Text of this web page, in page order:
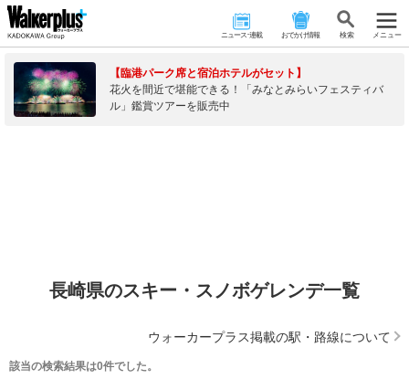
ニュース･連載 おでかけ情報 検 索 メニュー
【臨港パーク席と宿泊ホテルがセット】
花火を間近で堪能できる！「みなとみらいフェスティバ
ル」鑑賞ツアーを販売中
長崎県のスキー・スノボゲレンデ一覧
ウォーカープラス掲載の駅・路線について
該当の検索結果は0件でした。